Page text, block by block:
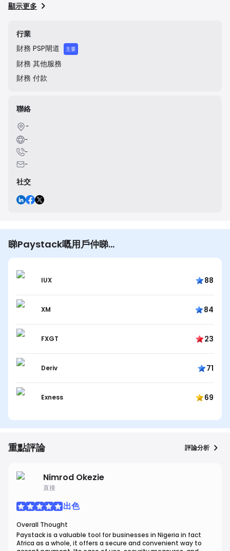
mobile apps. The company's mission is to help businesses
Paystack was acquired by the global payments leader,
Stripe, in October 2020 to accelerate commerce across
the continent, but it continues to operate independently.
顯示更多
行業
財務 PSP閘道 主要
財務 其他服務
財務 付款
聯絡
-
-
-
-
社交
睇Paystack嘅用戶仲睇…
IUX 88
XM 84
FXGT 23
Deriv 71
Exness 69
重點評論 評論分析
Nimrod Okezie
直接
出色
Overall Thought
Paystack is a valuable tool for businesses in Nigeria in fact
Africa as a whole, it offers a secure and convenient way to